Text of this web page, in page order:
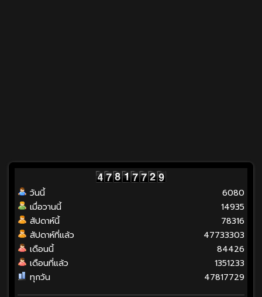
วันนี้
เมื่อวานนี้
สัปดาห์นี้
สัปดาห์ที่แล้ว
เดือนนี้
เดือนที่แล้ว
ทุกวัน
6080
14935
78316
47733303
84426
1351233
47817729